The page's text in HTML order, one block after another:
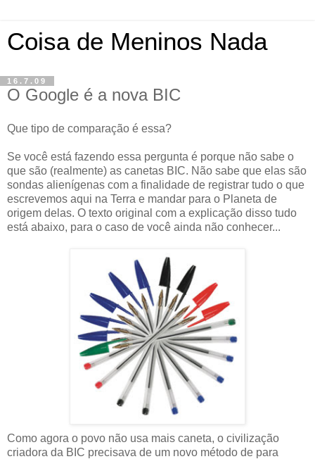
Coisa de Meninos Nada
16.7.09
O Google é a nova BIC
Que tipo de comparação é essa?
Se você está fazendo essa pergunta é porque não sabe o
que são (realmente) as canetas BIC. Não sabe que elas são
sondas alienígenas com a finalidade de registrar tudo o que
escrevemos aqui na Terra e mandar para o Planeta de
origem delas. O texto original com a explicação disso tudo
está abaixo, para o caso de você ainda não conhecer...
Como agora o povo não usa mais caneta, o civilização
criadora da BIC precisava de um novo método de para